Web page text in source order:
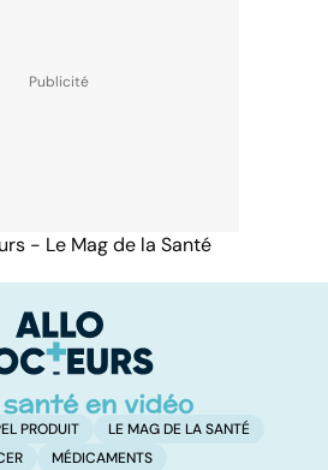
- Le Mag de la Santé
PRODUIT
LE MAG DE LA SANTÉ
MÉDICAMENTS